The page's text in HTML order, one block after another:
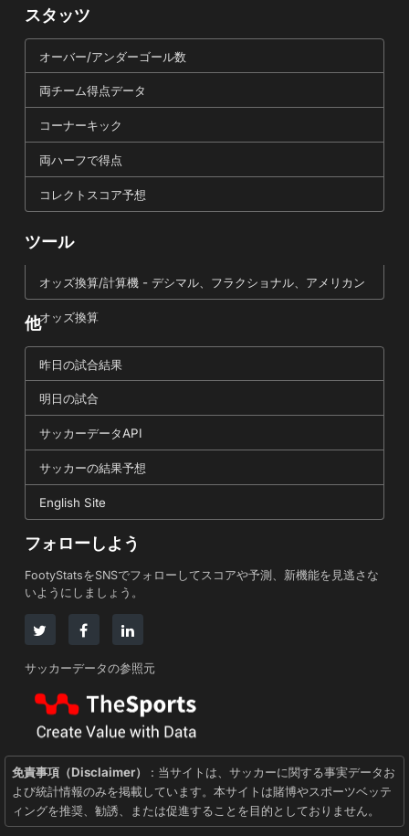
スタッツ
オーバー/アンダーゴール数
両チーム得点データ
コーナーキック
両ハーフで得点
コレクトスコア予想
ツール
オッズ換算/計算機 - デシマル、フラクショナル、アメリカン
オッズ換算
他
昨日の試合結果
明日の試合
サッカーデータAPI
サッカーの結果予想
English Site
フォローしよう
FootyStatsをSNSでフォローしてスコアや予測、新機能を見逃さな
いようにしましょう。
サッカーデータの参照元
免責事項（Disclaimer）
: 当サイトは、サッカーに関する事実データお
よび統計情報のみを掲載しています。本サイトは賭博やスポーツベッテ
ィングを推奨、勧誘、または促進することを目的としておりません。